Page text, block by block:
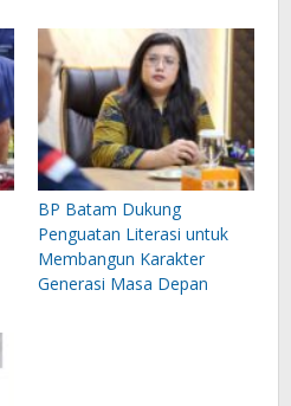
BP Batam Dukung
Penguatan Literasi untuk
Membangun Karakter
Generasi Masa Depan